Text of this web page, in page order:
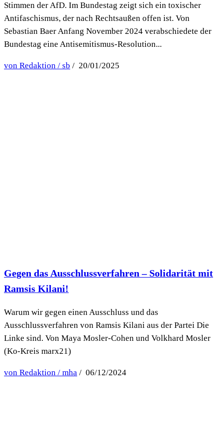
Stimmen der AfD. Im Bundestag zeigt sich ein toxischer
Antifaschismus, der nach Rechtsaußen offen ist. Von
Sebastian Baer Anfang November 2024 verabschiedete der
Bundestag eine Antisemitismus-Resolution...
von Redaktion / sb / 20/01/2025
Gegen das Ausschlussverfahren – Solidarität mit
Ramsis Kilani!
Warum wir gegen einen Ausschluss und das
Ausschlussverfahren von Ramsis Kilani aus der Partei Die
Linke sind. Von Maya Mosler-Cohen und Volkhard Mosler
(Ko-Kreis marx21)
von Redaktion / mha / 06/12/2024